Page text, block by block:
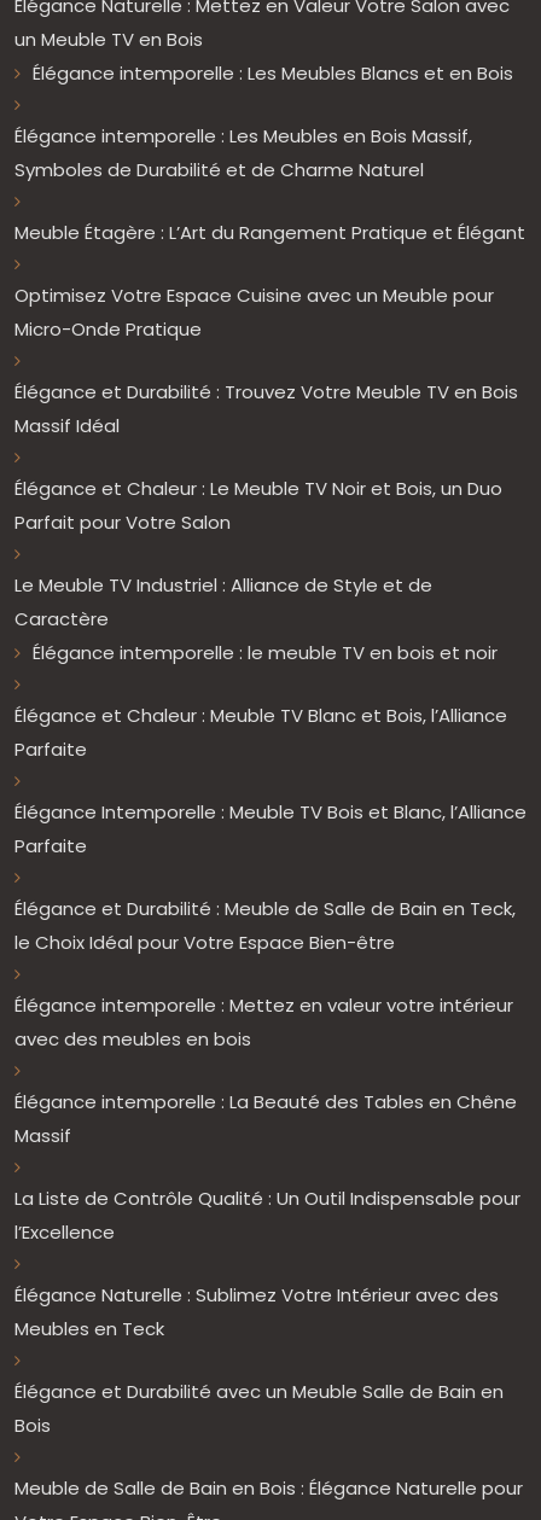
Élégance Naturelle : Mettez en Valeur Votre Salon avec
un Meuble TV en Bois
Élégance intemporelle : Les Meubles Blancs et en Bois
Élégance intemporelle : Les Meubles en Bois Massif,
Symboles de Durabilité et de Charme Naturel
Meuble Étagère : L’Art du Rangement Pratique et Élégant
Optimisez Votre Espace Cuisine avec un Meuble pour
Micro-Onde Pratique
Élégance et Durabilité : Trouvez Votre Meuble TV en Bois
Massif Idéal
Élégance et Chaleur : Le Meuble TV Noir et Bois, un Duo
Parfait pour Votre Salon
Le Meuble TV Industriel : Alliance de Style et de
Caractère
Élégance intemporelle : le meuble TV en bois et noir
Élégance et Chaleur : Meuble TV Blanc et Bois, l’Alliance
Parfaite
Élégance Intemporelle : Meuble TV Bois et Blanc, l’Alliance
Parfaite
Élégance et Durabilité : Meuble de Salle de Bain en Teck,
le Choix Idéal pour Votre Espace Bien-être
Élégance intemporelle : Mettez en valeur votre intérieur
avec des meubles en bois
Élégance intemporelle : La Beauté des Tables en Chêne
Massif
La Liste de Contrôle Qualité : Un Outil Indispensable pour
l’Excellence
Élégance Naturelle : Sublimez Votre Intérieur avec des
Meubles en Teck
Élégance et Durabilité avec un Meuble Salle de Bain en
Bois
Meuble de Salle de Bain en Bois : Élégance Naturelle pour